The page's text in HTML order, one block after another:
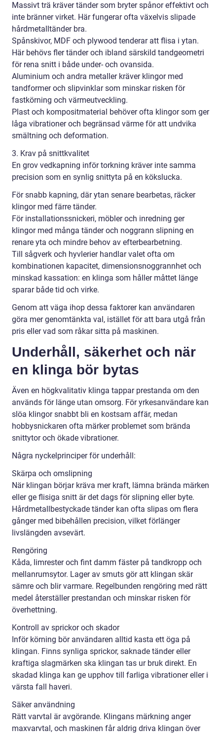
Massivt trä kräver tänder som bryter spånor effektivt och
inte bränner virket. Här fungerar ofta växelvis slipade
hårdmetalltänder bra.
Spånskivor, MDF och plywood tenderar att flisa i ytan.
Här behövs fler tänder och ibland särskild tandgeometri
för rena snitt i både under- och ovansida.
Aluminium och andra metaller kräver klingor med
tandformer och slipvinklar som minskar risken för
fastkörning och värmeutveckling.
Plast och kompositmaterial behöver ofta klingor som ger
låga vibrationer och begränsad värme för att undvika
smältning och deformation.
3. Krav på snittkvalitet
En grov vedkapning inför torkning kräver inte samma
precision som en synlig snittyta på en kökslucka.
För snabb kapning, där ytan senare bearbetas, räcker
klingor med färre tänder.
För installationssnickeri, möbler och inredning ger
klingor med många tänder och noggrann slipning en
renare yta och mindre behov av efterbearbetning.
Till sågverk och hyvlerier handlar valet ofta om
kombinationen kapacitet, dimensionsnoggrannhet och
minskad kassation: en klinga som håller måttet länge
sparar både tid och virke.
Genom att väga ihop dessa faktorer kan användaren
göra mer genomtänkta val, istället för att bara utgå från
pris eller vad som råkar sitta på maskinen.
Underhåll, säkerhet och när
en klinga bör bytas
Även en högkvalitativ klinga tappar prestanda om den
används för länge utan omsorg. För yrkesanvändare kan
slöa klingor snabbt bli en kostsam affär, medan
hobbysnickaren ofta märker problemet som brända
snittytor och ökade vibrationer.
Några nyckelprinciper för underhåll:
Skärpa och omslipning
När klingan börjar kräva mer kraft, lämna brända märken
eller ge flisiga snitt är det dags för slipning eller byte.
Hårdmetallbestyckade tänder kan ofta slipas om flera
gånger med bibehållen precision, vilket förlänger
livslängden avsevärt.
Rengöring
Kåda, limrester och fint damm fäster på tandkropp och
mellanrumsytor. Lager av smuts gör att klingan skär
sämre och blir varmare. Regelbunden rengöring med rätt
medel återställer prestandan och minskar risken för
överhettning.
Kontroll av sprickor och skador
Inför körning bör användaren alltid kasta ett öga på
klingan. Finns synliga sprickor, saknade tänder eller
kraftiga slagmärken ska klingan tas ur bruk direkt. En
skadad klinga kan ge upphov till farliga vibrationer eller i
värsta fall haveri.
Säker användning
Rätt varvtal är avgörande. Klingans märkning anger
maxvarvtal, och maskinen får aldrig driva klingan över